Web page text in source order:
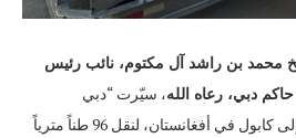
محمد بن راشد آل مكتوم، نائب رئيس
دبي، رعاه الله، سيّرت “دبي
الإنسانية” شحنة جوية إغاثية إلى كابول في أفغانستان، لنقل 96 طناً مترياً